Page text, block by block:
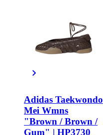
Adidas Taekwondo
Mei Wmns
"Brown / Brown /
Gum" | HP3730